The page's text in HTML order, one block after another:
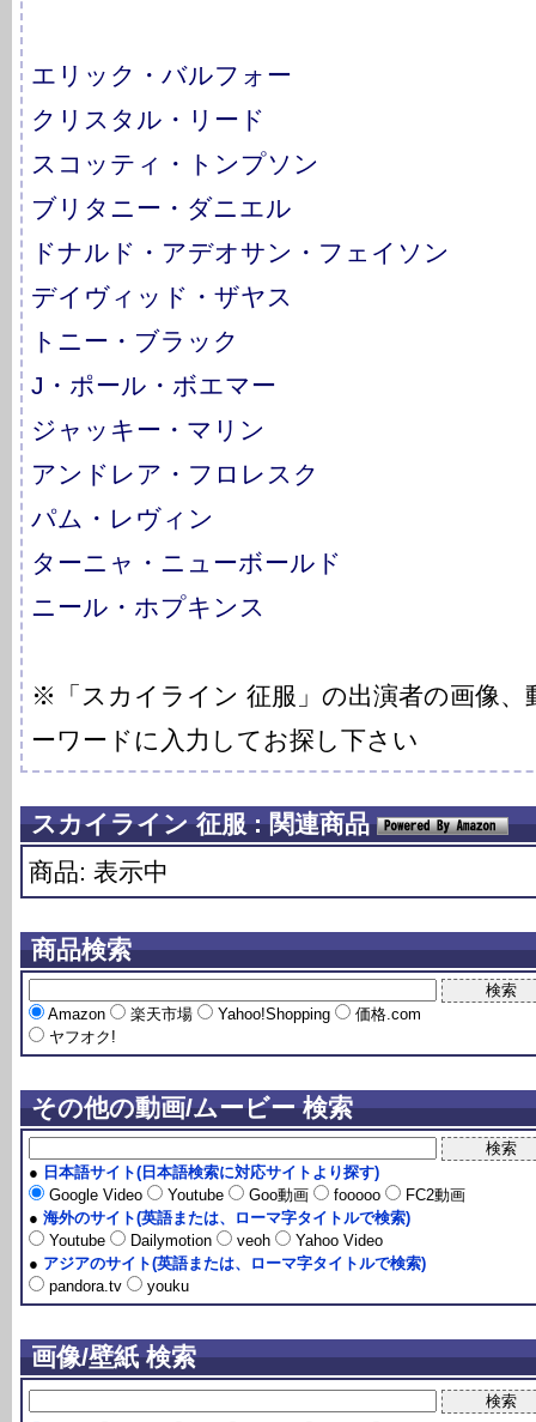
エリック・バルフォー
クリスタル・リード
スコッティ・トンプソン
ブリタニー・ダニエル
ドナルド・アデオサン・フェイソン
デイヴィッド・ザヤス
トニー・ブラック
J・ポール・ボエマー
ジャッキー・マリン
アンドレア・フロレスク
パム・レヴィン
ターニャ・ニューボールド
ニール・ホプキンス
※「スカイライン 征服」の出演者の画像、
ーワードに入力してお探し下さい
スカイライン 征服 : 関連商品
商品: 表示中
商品検索
Amazon 楽天市場 Yahoo!Shopping
価格.com
ヤフオク!
その他の動画/ムービー 検索
● 日本語サイト(日本語検索に対応サイトより探す)
Google Video
Youtube Goo動画 fooooo
FC2動画
● 海外のサイト(英語または、ローマ字タイトルで検索)
Youtube
Dailymotion veoh
Yahoo Video
● アジアのサイト(英語または、ローマ字タイトルで検索)
pandora.tv
youku
画像/壁紙 検索